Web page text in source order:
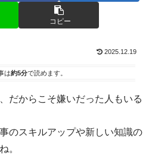
コピー
2025.12.19
は約5分で読めます。
だからこそ嫌いだった人もいる
のスキルアップや新しい知識の
。